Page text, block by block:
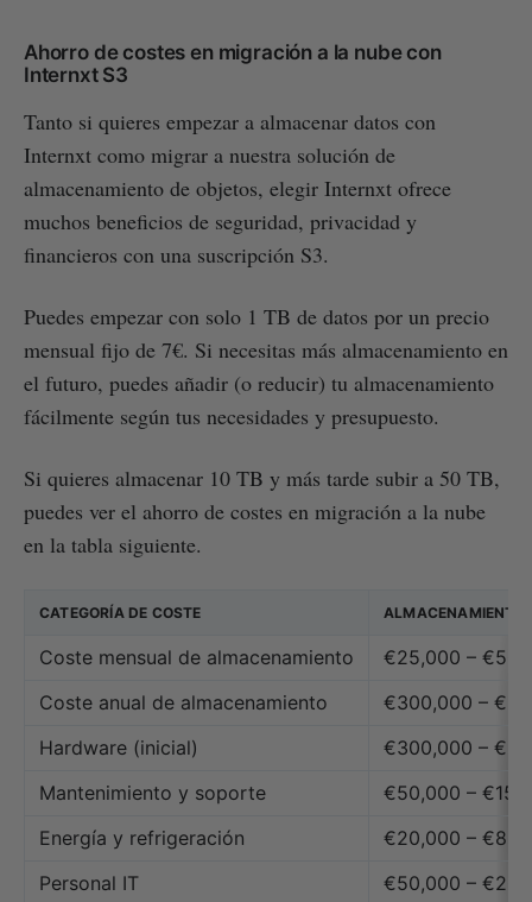
Ahorro de costes en migración a la nube con
Internxt S3
Tanto si quieres empezar a almacenar datos con
Internxt como migrar a nuestra solución de
almacenamiento de objetos, elegir Internxt ofrece
muchos beneficios de seguridad, privacidad y
financieros con una suscripción S3.
Puedes empezar con solo 1 TB de datos por un precio
mensual fijo de 7€. Si necesitas más almacenamiento en
el futuro, puedes añadir (o reducir) tu almacenamiento
fácilmente según tus necesidades y presupuesto.
Si quieres almacenar 10 TB y más tarde subir a 50 TB,
puedes ver el ahorro de costes en migración a la nube
en la tabla siguiente.
CATEGORÍA DE COSTE ALMACENAMIENTO
Coste mensual de almacenamiento
€25,000 –
Coste anual de almacenamiento
€300,000 –
Hardware (inicial)
€300,000 –
Mantenimiento y soporte
€50,000 –
Energía y refrigeración
€20,000 –
Personal IT
€50,000 –